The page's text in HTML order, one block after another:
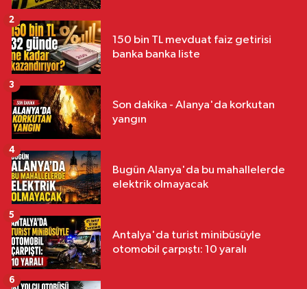
150 bin TL mevduat faiz getirisi
banka banka liste
2
Son dakika - Alanya'da korkutan
yangın
3
Bugün Alanya'da bu mahallelerde
elektrik olmayacak
4
Antalya'da turist minibüsüyle
otomobil çarpıştı: 10 yaralı
5
6